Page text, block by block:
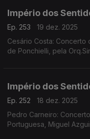
Império dos
Ep. 253
19 dez. 2025
Cesário Costa: Concerto
de Ponchielli, pela
Império dos
Ep. 252
18 dez. 2025
Pedro Carneiro:
Portuguesa, Miguel Azguime: Concerto de Natal, Orquestra